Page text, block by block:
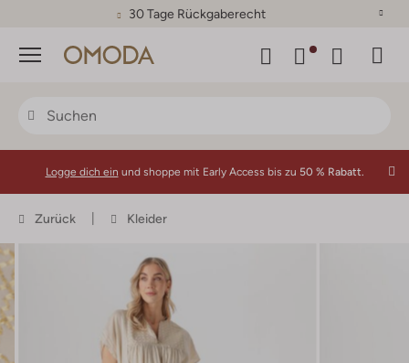
30 Tage Rückgaberecht
Menü
Logge dich ein und shoppe mit Early Access bis zu 50 % Rabatt.
Zurück Kleider